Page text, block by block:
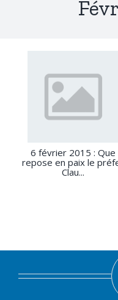
6 février 2015 : Que
repose en paix le
Clau...